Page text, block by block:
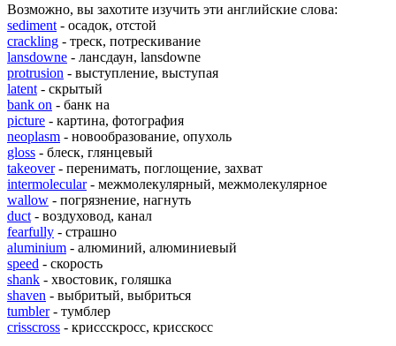
Возможно, вы захотите изучить эти английские слова:
sediment - осадок, отстой
crackling - треск, потрескивание
lansdowne - лансдаун, lansdowne
protrusion - выступление, выступая
latent - скрытый
bank on - банк на
picture - картина, фотография
neoplasm - новообразование, опухоль
gloss - блеск, глянцевый
takeover- перенимать, поглощение, захват
intermolecular- межмолекулярный, межмолекулярное
wallow - погрязнение, нагнуть
duct - воздуховод, канал
fearfully - страшно
aluminium - алюминий, алюминиевый
speed - скорость
shank - хвостовик, голяшка
shaven - выбритый, выбриться
tumbler- тумблер
crisscross - криссскросс, крисскосс